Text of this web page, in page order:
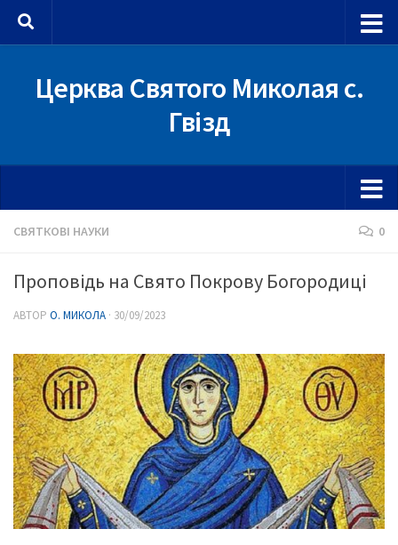
Skip to content
Церква Святого Миколая с.
Гвізд
СВЯТКОВІ НАУКИ 0
Проповідь на Свято Покрову Богородиці
АВТОР О. МИКОЛА · 30/09/2023